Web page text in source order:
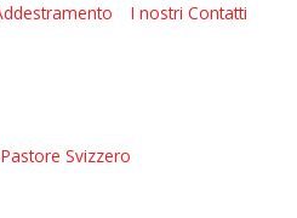
I nostri Contatti
Svizzero